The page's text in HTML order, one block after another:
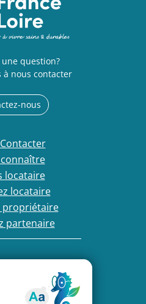
une question?
à nous contacter
nous
locataire
locataire
propriétaire
partenaire
engagée :